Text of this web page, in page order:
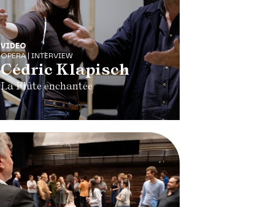
VIDEO
OPERA | INTERVIEW
Cédric Klapisch
La Flûte enchantée